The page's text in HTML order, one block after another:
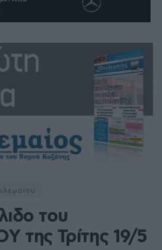
του
της Τρίτης 19/5